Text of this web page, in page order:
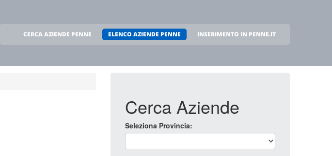
CERCA AZIENDE PENNE ELENCO AZIENDE PENNE INSERIMENTO IN PENNE.IT
Cerca Aziende
Seleziona Provincia: